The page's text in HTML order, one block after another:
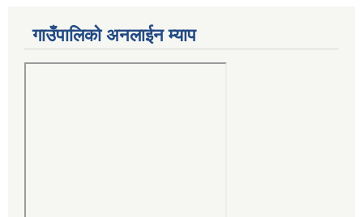
गाउँपालिको अनलाईन म्याप